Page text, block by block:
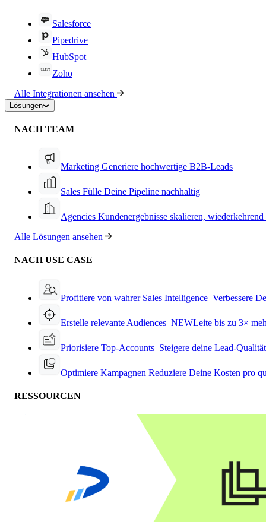
Salesforce
Pipedrive
HubSpot
Zoho
Alle Integrationen ansehen
Lösungen
NACH TEAM
Marketing Generiere hochwertige B2B-Leads
Sales Fülle Deine Pipeline nachhaltig
Agencies Kundenergebnisse skalieren,
Alle Lösungen ansehen
NACH USE CASE
Profitiere von wahrer Sales Intelligence Verbessere
Erstelle relevante Audiences NEWLeite bis zu 3×
Priorisiere Top-Accounts Steigere deine Lead-
Optimiere Kampagnen Reduziere Deine Kosten pro
RESSOURCEN